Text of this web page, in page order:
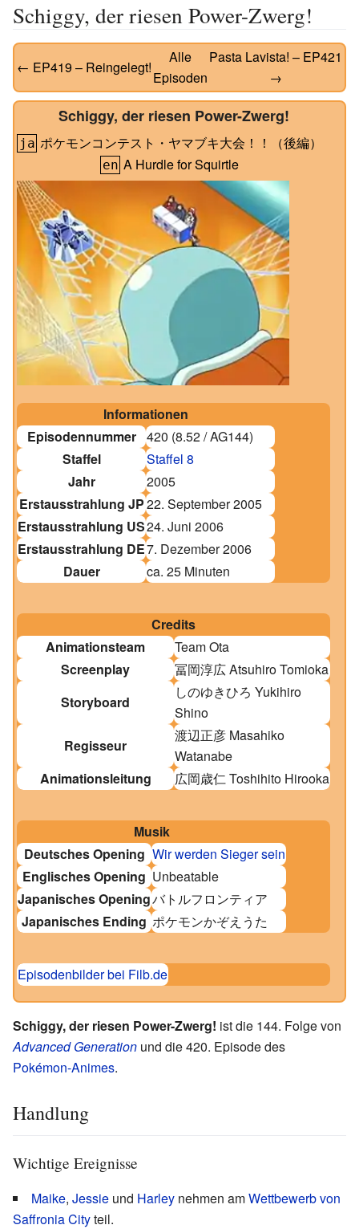
Schiggy, der riesen Power-Zwerg!
← EP419 – Reingelegt!
Alle
Episoden
Pasta Lavista! – EP421
→
Schiggy, der riesen Power-Zwerg!
ja ポケモンコンテスト・ヤマブキ大会！！（後編）
en A Hurdle for Squirtle
Informationen
Episodennummer 420 (8.52/AG144)
Staffel
Staffel 8
Jahr
2005
Erstausstrahlung JP22. September 2005
Erstausstrahlung US24. Juni 2006
Erstausstrahlung DE7. Dezember 2006
Dauer
ca. 25 Minuten
Credits
Animationsteam
Team Ota
Screenplay
冨岡淳広Atsuhiro Tomioka
Storyboard
しのゆきひろ Yukihiro
Shino
Regisseur
渡辺正彦 Masahiko
Watanabe
Animationsleitung
広岡歳仁Toshihito Hirooka
Musik
Deutsches Opening Wir werden Sieger sein
Englisches Opening Unbeatable
Japanisches Openingバトルフロンティア
Japanisches Ending ポケモンかぞえうた
Episodenbilder bei Filb.de
Schiggy, der riesen Power-Zwerg! ist die 144. Folge von
Advanced Generation und die420. Episode des
Pokémon-Animes.
Handlung
Wichtige Ereignisse
Maike, Jessie und Harley nehmen amWettbewerb von
Saffronia Cityteil.